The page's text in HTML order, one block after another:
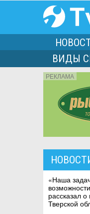
ВИДЫ
РЕКЛАМА
«Наша
рассказал о
Тверской